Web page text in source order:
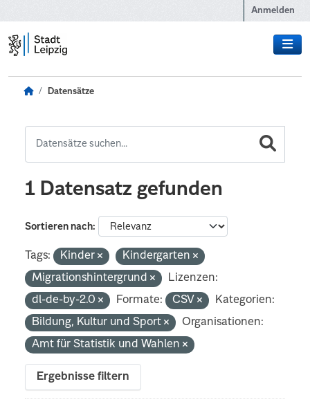
Anmelden
Datensätze
1 Datensatz gefunden
Sortieren nach
Tags: Kinder
Kindergarten
Migrationshintergrund
Lizenzen:
dl-de-by-2.0
Formate: CSV
Kategorien:
Bildung, Kultur und Sport
Organisationen:
Amt für Statistik und Wahlen
Ergebnisse filtern